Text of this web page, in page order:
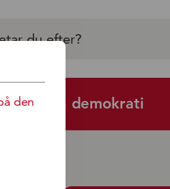
och demokrati
den